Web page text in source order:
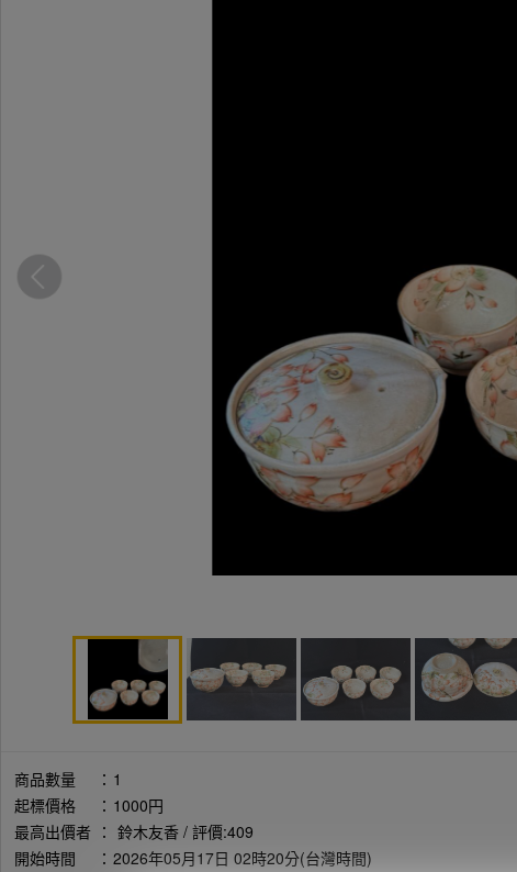
商品數量 ： 1
起標價格
： 1000円
最高出價者 ： 鈴木友香 / 評價:409
開始時間
： 2026年05月17日 02時20分(台灣時間)